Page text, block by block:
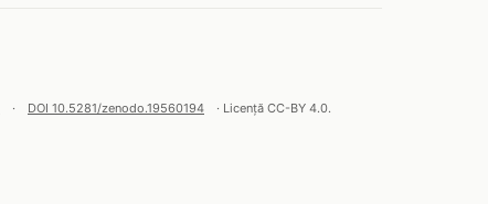
· DOI 10.5281/zenodo.19560194 · Licență CC-BY 4.0.